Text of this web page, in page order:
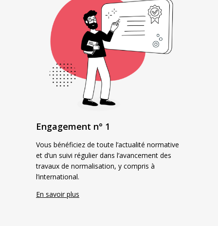
Engagement n° 1
Vous bénéficiez de toute l’actualité normative
et d’un suivi régulier dans l’avancement des
travaux de normalisation, y compris à
l’international.
En savoir plus